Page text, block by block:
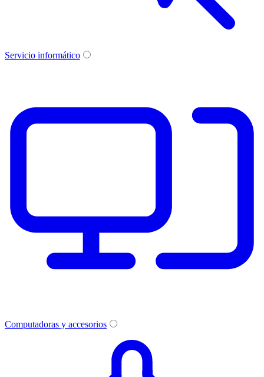
Servicio informático
Computadoras y accesorios